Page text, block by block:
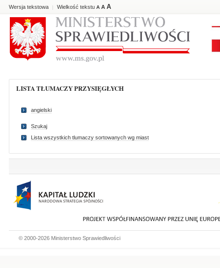
Wersja tekstowa | Wielkość tekstu A A A
LISTA TŁUMACZY PRZYSIĘGŁYCH
angielski
Szukaj
Lista wszystkich tlumaczy sortowanych wg miast
© 2000-2026 Ministerstwo Sprawiedliwości